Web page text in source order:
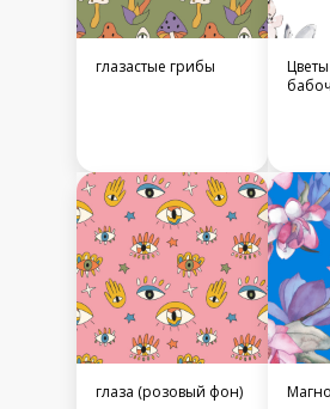
глазастые грибы
глаза (розовый фон)